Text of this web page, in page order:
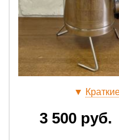
▼
3 500 руб.